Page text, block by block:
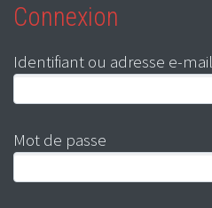
Connexion
Identifiant ou adresse e-mail
Mot de passe